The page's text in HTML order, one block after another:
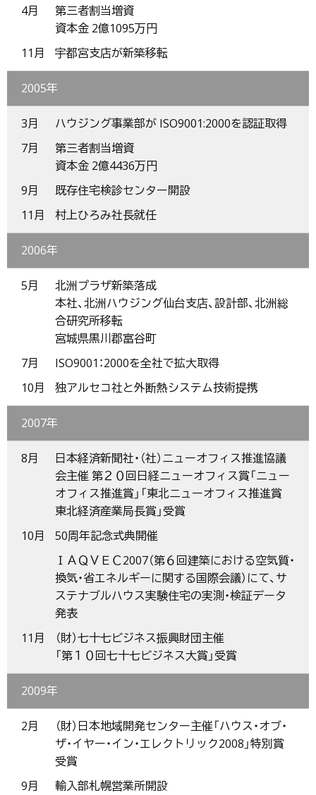
4月
第三者割当増資
資本金 2億1095万円
11月
宇都宮支店が新築移転
2005年
3月
ハウジング事業部が ISO9001:2000を認証取得
7月
第三者割当増資
資本金 2億4436万円
9月
既存住宅検診センター開設
11月
村上ひろみ社長就任
2006年
5月
北洲プラザ新築落成
本社、北洲ハウジング仙台支店、設計部、北洲総
合研究所移転
宮城県黒川郡富谷町
7月
ISO9001：2000を全社で拡大取得
10月
独アルセコ社と外断熱システム技術提携
2007年
8月
日本経済新聞社・（社）ニューオフィス推進協議
会主催 第２０回日経ニューオフィス賞「ニュー
オフィス推進賞」「東北ニューオフィス推進賞
東北経済産業局長賞」受賞
10月
50周年記念式典開催
ＩＡＱＶＥＣ2007（第６回建築における空気質・
換気・省エネルギーに関する国際会議）にて、サ
ステナブルハウス実験住宅の実測・検証データ
発表
11月
（財）七十七ビジネス振興財団主催
「第１０回七十七ビジネス大賞」受賞
2009年
2月
（財）日本地域開発センター主催「ハウス・オブ・
ザ・イヤー・イン・エレクトリック2008」特別賞
受賞
9月
輸入部札幌営業所開設